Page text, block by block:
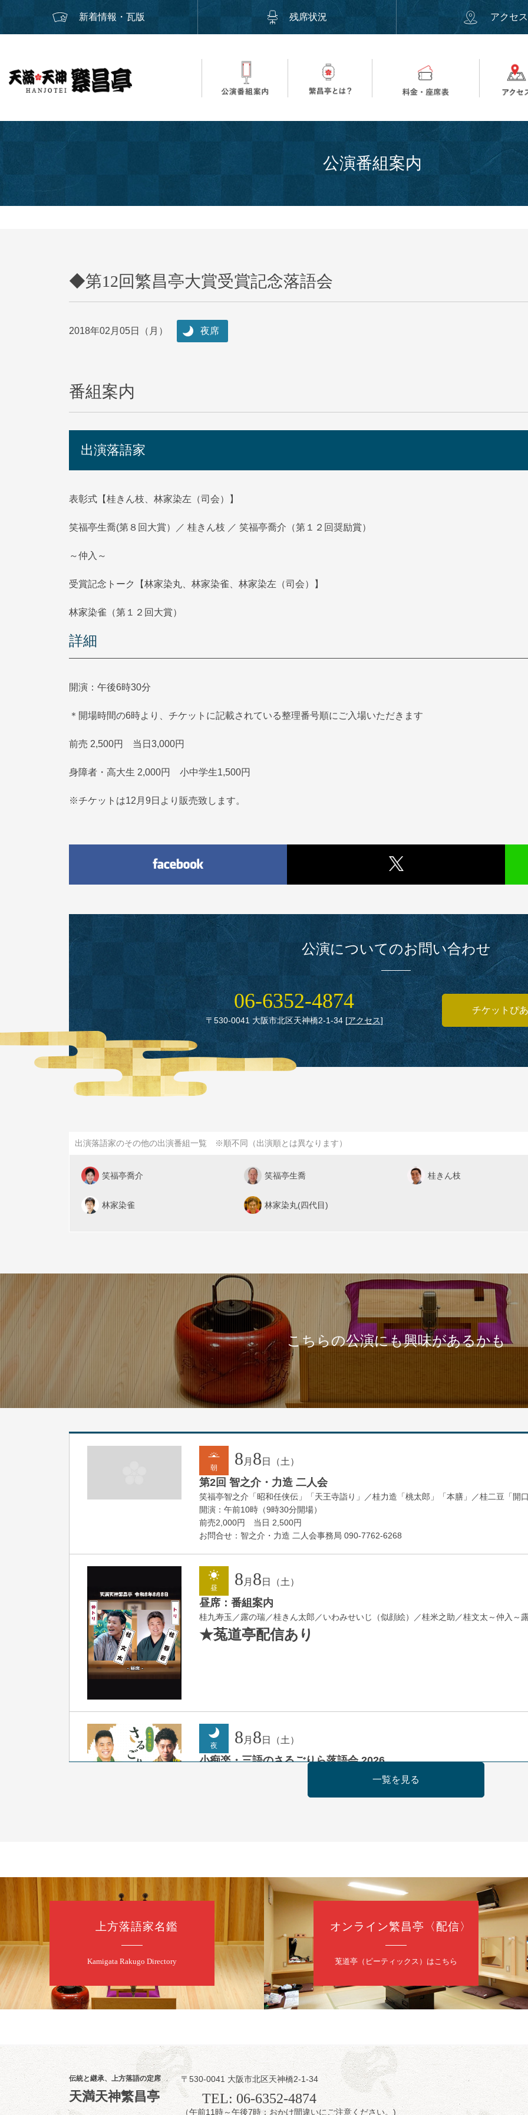
新着情報・瓦版 残席状況 アクセス
公演番組案内
◆第12回繁昌亭大賞受賞記念落語会
2018年02月05日（月） 夜席
番組案内
出演落語家
表彰式【桂きん枝、林家染左（司会）】
笑福亭生喬(第８回大賞）／ 桂きん枝 ／ 笑福亭喬介（第１２回奨励賞）
～仲入～
受賞記念トーク【林家染丸、林家染雀、林家染左（司会）】
林家染雀（第１２回大賞）
詳細
開演：午後6時30分
＊開場時間の6時より、チケットに記載されている整理番号順にご入場いただきます
前売 2,500円 当日3,000円
身障者・高大生 2,000円 小中学生1,500円
※チケットは12月9日より販売致します。
公演についてのお問い合わせ
06‑6352‑4874
〒530‑0041 大阪市北区天神橋2‑1‑34[アクセス]
チケットぴ
出演落語家のその他の出演番組一覧 ※順不同（出演順とは異なります）
笑福亭喬介 笑福亭生喬 桂きん枝
林家染雀 林家染丸(四代目)
こちらの公演にも興味があるかも
朝 8月 8 日（土）
第2回 智之介・力造 二人会
笑福亭智之介「昭和任侠伝」「天王寺詣り」／桂力造「桃太郎」「本膳」／桂二豆「開
開演：午前10時（9時30分開場）
前売2,000円 当日 2,500円
お問合せ：智之介・力造 二人会事務局 090-7762-6268
昼 8月 8 日（土）
昼席：番組案内
桂九寿玉／露の瑞／桂きん太郎／いわみせいじ（似顔絵）／桂米之助／桂文太～仲入～
★菟道亭配信あり
夜 8 月 8 日（土）
小痴楽・三語のさるごりら落語会 2026
朝
日（日）
第98回 桂慶枝の早起き寄席～親子の噺スペシャル～
桂慶枝「KCストーリー」／月亭遊真「真田小僧」／桂三実「ワンワン」／桂慶枝「せ
開演：午前10時（9時30分開場）1F全席指定 2F全席自由
前売2,000円 当日2,500円 25歳以下前売・当日共1,000円
お問合せ：落語ファクトリー 0120-874-315
昼席：番組案内
桂二豆／露の瑞／桂きん太郎／いわみせいじ（似顔絵）／桂三扇／桂文太～仲入～笑
★菟道亭配信あり
一覧を見る
上方落語家名鑑
Kamigata Rakugo Directory
オンライン繁昌亭〈配信〉
莵道亭（ピーティックス）はこちら
伝統と継承、上方落語の定席
天満天神繁昌亭
〒530-0041 大阪市北区天神橋2-1-34
TEL: 06-6352-4874
（午前11時～午後7時：おかけ間違いにご注意ください。)